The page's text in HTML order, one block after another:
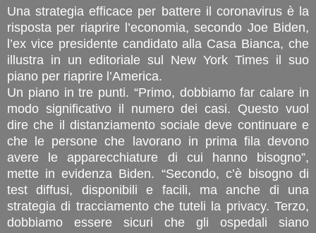
Una strategia efficace per battere il coronavirus è la
risposta per riaprire l’economia, secondo Joe Biden,
l’ex vice presidente candidato alla Casa Bianca, che
illustra in un editoriale sul New York Times il suo
piano per riaprire l’America.
Un piano in tre punti. “Primo, dobbiamo far calare in
modo significativo il numero dei casi. Questo vuol
dire che il distanziamento sociale deve continuare e
che le persone che lavorano in prima fila devono
avere le apparecchiature di cui hanno bisogno”,
mette in evidenza Biden. “Secondo, c’è bisogno di
test diffusi, disponibili e facili, ma anche di una
strategia di tracciamento che tuteli la privacy. Terzo,
dobbiamo essere sicuri che gli ospedali siano